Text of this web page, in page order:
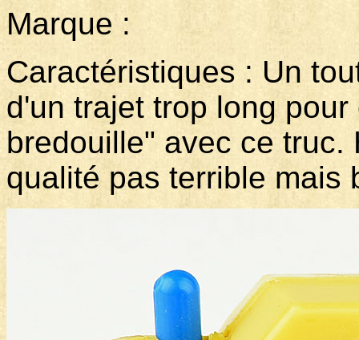
Marque :
Caractéristiques : Un
d'un trajet trop long
bredouille" avec ce truc.
qualité pas terrible mais